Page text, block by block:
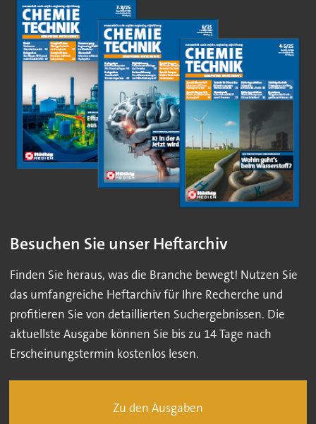
Besuchen Sie unser Heftarchiv
Finden Sie heraus, was die Branche bewegt! Nutzen Sie
das umfangreiche Heftarchiv für Ihre Recherche und
profitieren Sie von detaillierten Suchergebnissen. Die
aktuellste Ausgabe können Sie bis zu 14 Tage nach
Erscheinungstermin kostenlos lesen.
Zu den Ausgaben